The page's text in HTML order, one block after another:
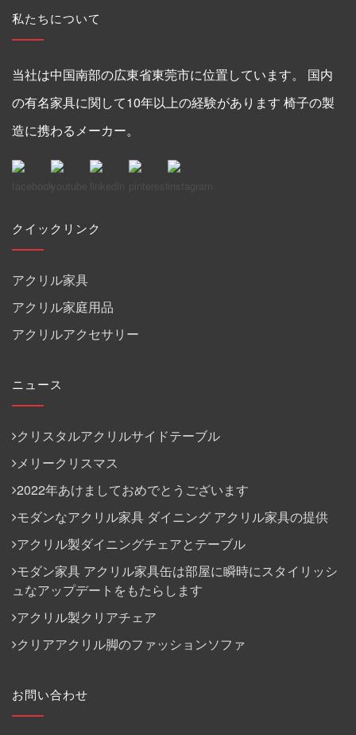
私たちについて
当社は中国南部の広東省東莞市に位置しています。 国内
の有名家具に関して10年以上の経験があります 椅子の製
造に携わるメーカー。
クイックリンク
アクリル家具
アクリル家庭用品
アクリルアクセサリー
ニュース
クリスタルアクリルサイドテーブル
メリークリスマス
2022年あけましておめでとうございます
モダンなアクリル家具 ダイニング アクリル家具の提供
アクリル製ダイニングチェアとテーブル
モダン家具 アクリル家具缶は部屋に瞬時にスタイリッシ
ュなアップデートをもたらします
アクリル製クリアチェア
クリアアクリル脚のファッションソファ
お問い合わせ